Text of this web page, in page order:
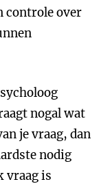
controle over
nogal wat
je vraag, dan
nodig
vraag is